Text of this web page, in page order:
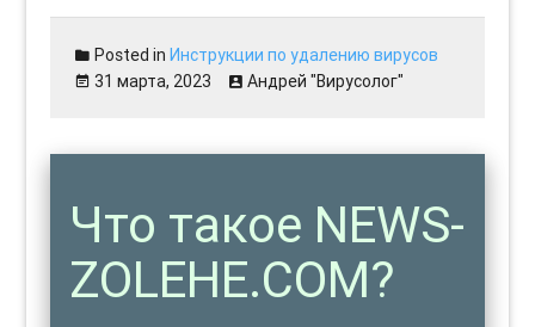
Posted inИнструкции по удалению вирусов
31 марта, 2023
Андрей "Вирусолог"
Что такое NEWS-
ZOLEHE.COM?